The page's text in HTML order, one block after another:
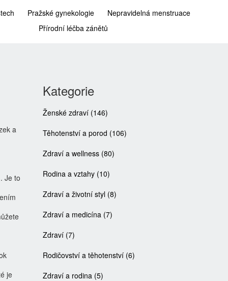
Pražské gynekologie
Nepravidelná menstruace
Přírodní léčba zánětů
a
Je to
je
Kategorie
Ženské zdraví (146)
Těhotenství a porod (106)
Zdraví a wellness (80)
Rodina a vztahy (10)
Zdraví a životní styl (8)
Zdraví a medicína (7)
Zdraví (7)
Rodičovství a těhotenství (6)
Zdraví a rodina (5)